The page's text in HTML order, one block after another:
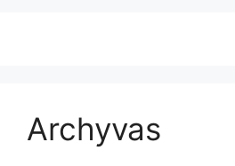
Archyvas